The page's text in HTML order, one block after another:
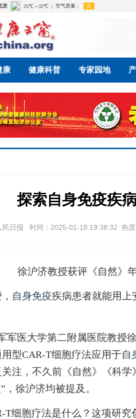
康 健康科普 专家园地
探索自身免疫疾
民日报 时间：2025-01-18 19:38:32 热
徐沪济教授获评《自然》
自身免疫疾病患者就能用上
医大学第二附属医院教授
型CAR-T细胞疗法应用于自
注，不久前《自然》《科
，徐沪济均被提及。
胞疗法是什么？这项研究